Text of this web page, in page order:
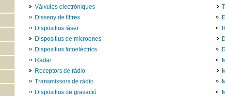
Vàlvules electròniques
Disseny de filtres
Dispositius làser
Dispositius de microones
Dispositius fotoelèctrics
Radar
Receptors de ràdio
Transmissors de ràdio
Dispositius de gravació